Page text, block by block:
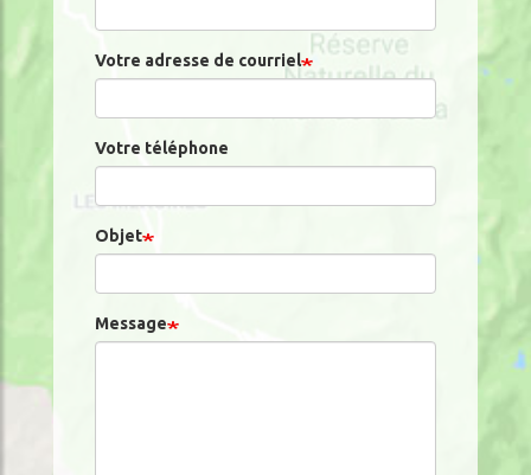
Votre adresse de courriel
Votre téléphone
Objet
Message